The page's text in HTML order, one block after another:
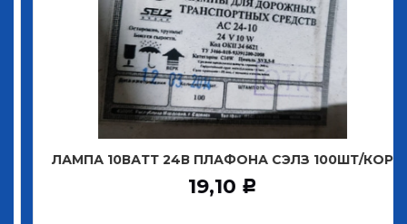
ЛАМПА 10ВАТТ 24В ПЛАФОНА СЭЛЗ 100ШТ/КОР
19,10 Р